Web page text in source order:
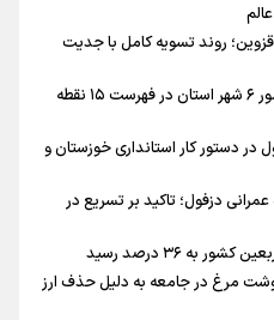
قزوین؛ روند تسویه کامل با جدیت
خوزستان در کانون گرمای جهان؛ حضور ۶ شهر استان در فهرست ۱۵ نقطه
دستور کار استانداری خوزستان و
دزفول؛ تاکید بر تسریع در
به ۳۶ درصد رسید
مرغ در جامعه به دلیل حذف ارز